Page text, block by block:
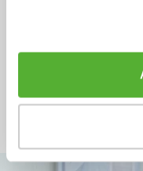
Sie haben
+49 (0)4244 965